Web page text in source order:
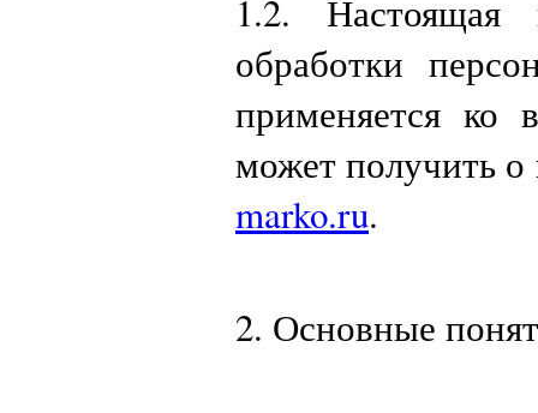
1.2. Настоящая
обработки
применяется ко
может получить о
marko.ru.
2. Основные